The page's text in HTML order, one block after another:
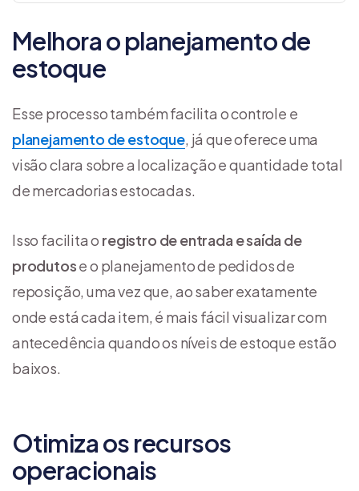
Melhora o planejamento de
estoque
Esse processo também facilita o controle e
planejamento de estoque, já que oferece uma
visão clara sobre a localização e quantidade total
de mercadorias estocadas.
Isso facilita o registro de entrada e saída de
produtose o planejamento de pedidos de
reposição, uma vez que, ao saber exatamente
onde está cada item, é mais fácil visualizar com
antecedência quando os níveis de estoque estão
baixos.
Otimiza os recursos
operacionais